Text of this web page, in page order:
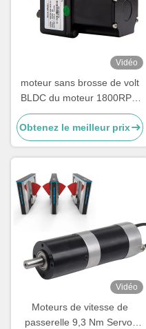
Vidéo
moteur sans brosse de volt
BLDC du moteur 1800RPM
24 de C.C de 40W 24V
Obtenez le meilleur prix
Vidéo
Moteurs de vitesse de
passerelle 9,3 Nm Servo-